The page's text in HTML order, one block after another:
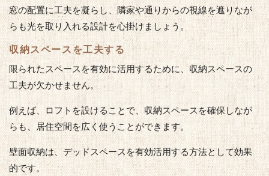
窓の配置に工夫を凝らし、隣家や通りからの視線を遮りなが
らも光を取り入れる設計を心掛けましょう。
収納スペースを工夫する
限られたスペースを有効に活用するために、収納スペースの
工夫が欠かせません。
例えば、ロフトを設けることで、収納スペースを確保しなが
らも、居住空間を広く使うことができます。
壁面収納は、デッドスペースを有効活用する方法として効果
的です。